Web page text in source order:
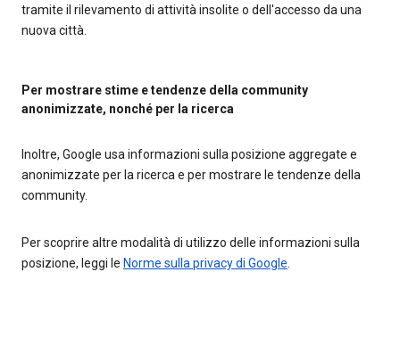
tramite il rilevamento di attività insolite o dell'accesso da una
nuova città.
Per mostrare stime e tendenze della community
anonimizzate, nonché per la ricerca
Inoltre, Google usa informazioni sulla posizione aggregate e
anonimizzate per la ricerca e per mostrare le tendenze della
community.
Per scoprire altre modalità di utilizzo delle informazioni sulla
posizione, leggi le Norme sulla privacy di Google